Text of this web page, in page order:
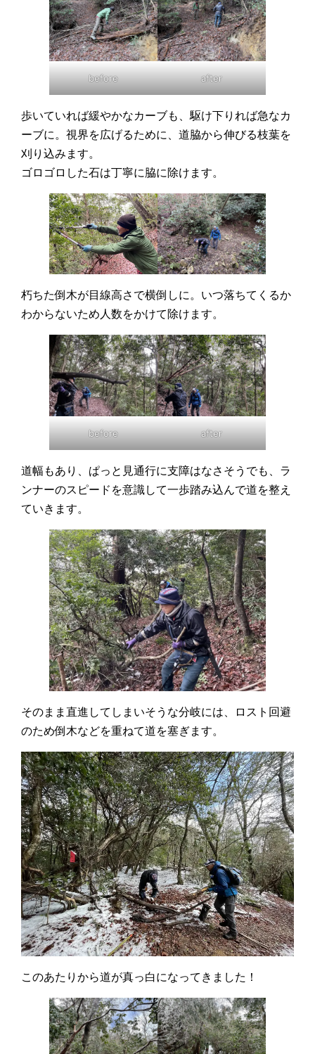
before after
歩いていれば緩やかなカーブも、駆け下りれば急なカ
ーブに。視界を広げるために、道脇から伸びる枝葉を
刈り込みます。
ゴロゴロした石は丁寧に脇に除けます。
朽ちた倒木が目線高さで横倒しに。いつ落ちてくるか
わからないため人数をかけて除けます。
before after
道幅もあり、ぱっと見通行に支障はなさそうでも、ラ
ンナーのスピードを意識して一歩踏み込んで道を整え
ていきます。
そのまま直進してしまいそうな分岐には、ロスト回避
のため倒木などを重ねて道を塞ぎます。
このあたりから道が真っ白になってきました！